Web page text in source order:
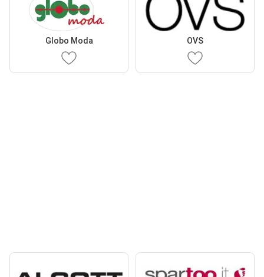
Globo Moda OVS